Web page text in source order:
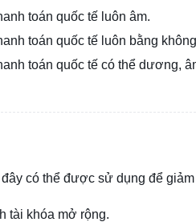
toán quốc tế luôn âm.
toán quốc tế luôn bằng
toán quốc tế có thể dương,
có thể được sử dụng để
tài khóa mở rộng.